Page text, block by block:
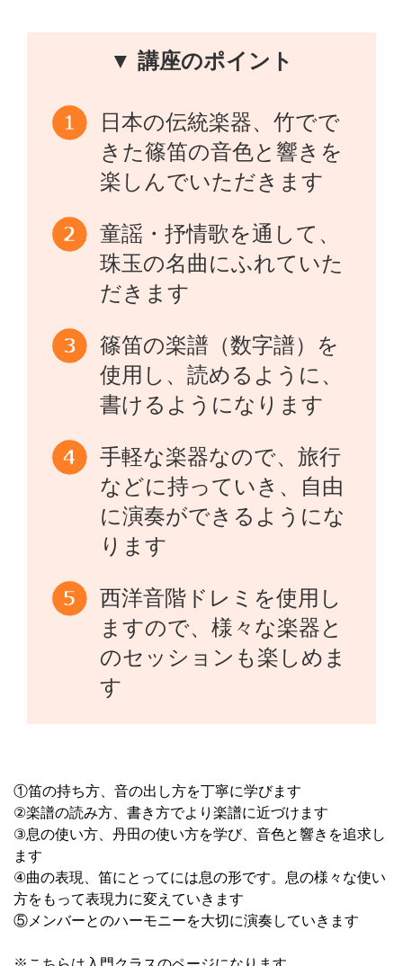
▼ 講座のポイント
日本の伝統楽器、竹でで
きた篠笛の音色と響きを
楽しんでいただきます
童謡・抒情歌を通して、
珠玉の名曲にふれていた
だきます
篠笛の楽譜（数字譜）を
使用し、読めるように、
書けるようになります
手軽な楽器なので、旅行
などに持っていき、自由
に演奏ができるようにな
ります
西洋音階ドレミを使用し
ますので、様々な楽器と
のセッションも楽しめま
す
①笛の持ち方、音の出し方を丁寧に学びます
②楽譜の読み方、書き方でより楽譜に近づけます
③息の使い方、丹田の使い方を学び、音色と響きを追求し
ます
④曲の表現、笛にとってには息の形です。息の様々な使い
方をもって表現力に変えていきます
⑤メンバーとのハーモニーを大切に演奏していきます